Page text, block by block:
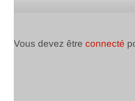
Vous devez être connecté